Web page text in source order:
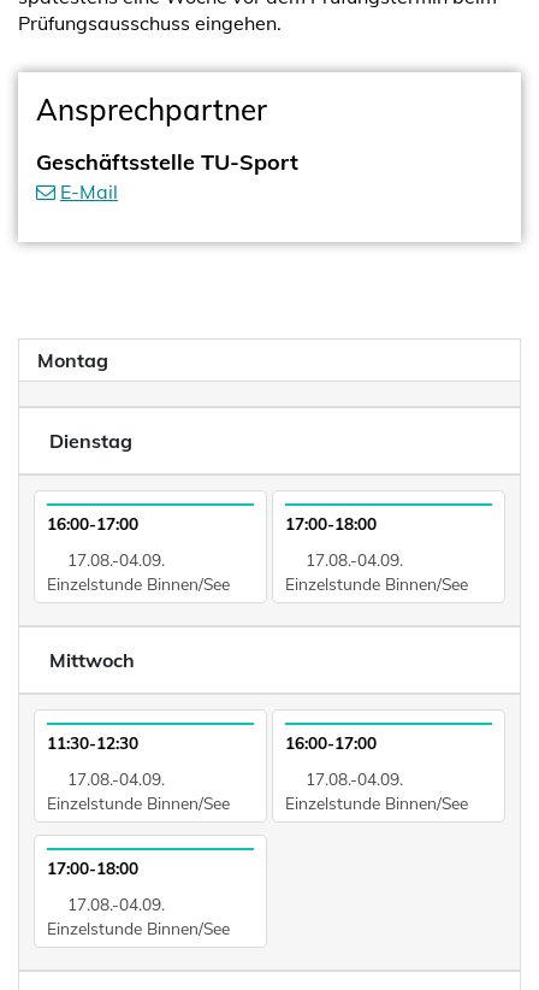
Prüfungsausschuss eingehen.
Ansprechpartner
Geschäftsstelle TU-Sport
E-Mail
Montag
Dienstag
16:00-17:00
17.08.-04.09.
Einzelstunde Binnen/See
17:00-18:00
17.08.-04.09.
Einzelstunde Binnen/See
Mittwoch
11:30-12:30
17.08.-04.09.
Einzelstunde Binnen/See
16:00-17:00
17.08.-04.09.
Einzelstunde Binnen/See
17:00-18:00
17.08.-04.09.
Einzelstunde Binnen/See